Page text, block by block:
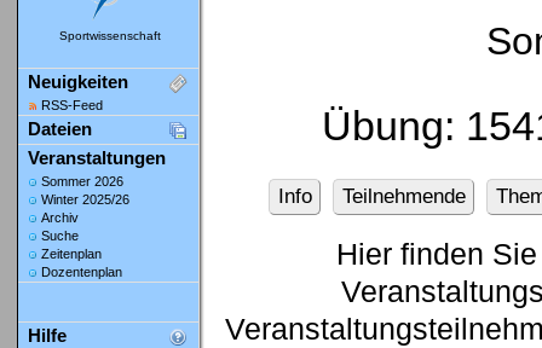
Sportwissenschaft
Neuigkeiten
RSS-Feed
Dateien
Veranstaltungen
Sommer 2026
Winter 2025/26
Archiv
Suche
Zeitenplan
Dozentenplan
Hilfe
Übung:
Info Teilnehmende
Hier finden